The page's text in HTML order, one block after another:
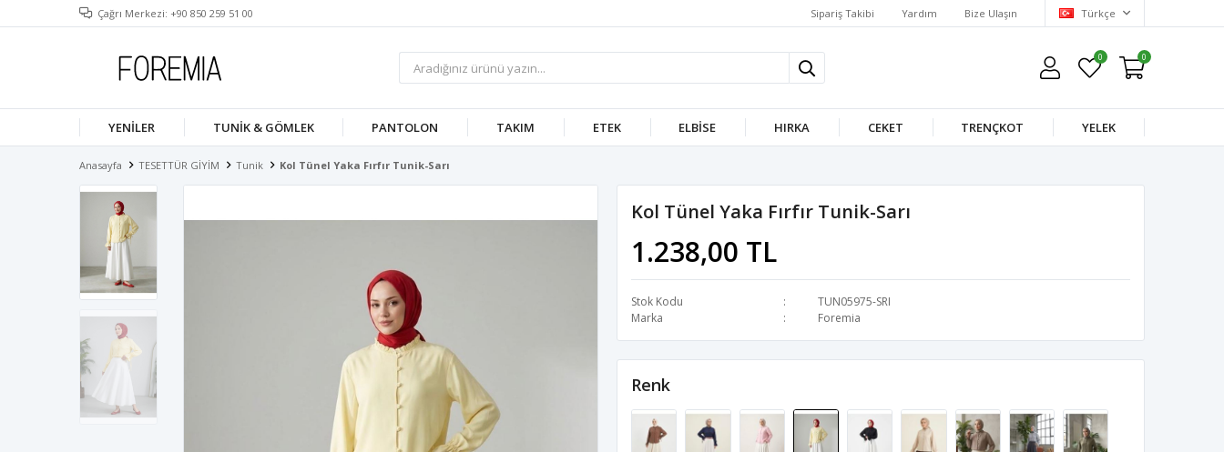
Çağrı Merkezi: +90 850 259 51 00 Sipariş Takibi Yardım Bize Ulaşın Türkçe
0 0
YENILER TUNIK & GÖMLEK PANTOLON TAKIM ETEK ELBISE HIRKA CEKET TRENÇKOT YELEK
Anasayfa TESETTÜR GİYİM Tunik Kol Tünel Yaka Fırfır Tunik-Sarı
Kol Tünel Yaka Fırfır Tunik-Sarı
1.238,00 TL
Stok Kodu
TUN05975-SRI
Marka
Foremia
Renk